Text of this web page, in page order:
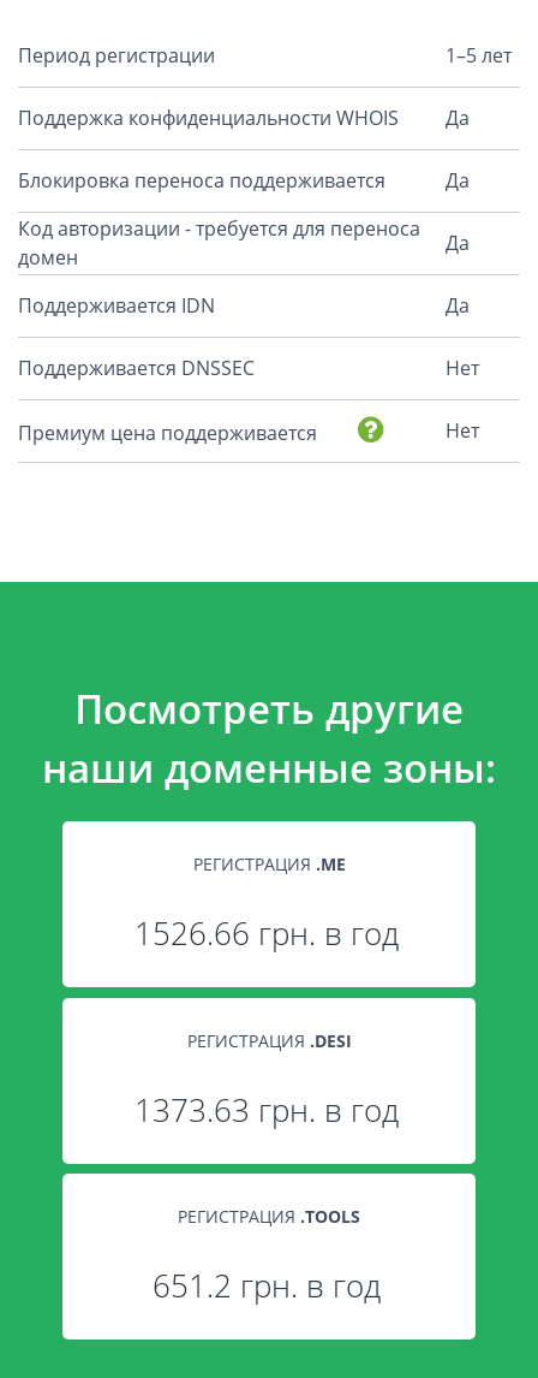
Период регистрации 1–5 лет
Поддержка конфиденциальности WHOIS Да
Блокировка переноса поддерживается
Да
Код авторизации - требуется для переноса
домен
Да
Поддерживается IDN Да
Поддерживается DNSSEC Нет
Премиум цена поддерживается Нет
Посмотреть другие
наши доменные зоны:
РЕГИСТРАЦИЯ .ME
1526.66 грн. в год
РЕГИСТРАЦИЯ .DESI
1373.63 грн. в год
РЕГИСТРАЦИЯ .TOOLS
651.2 грн. в год